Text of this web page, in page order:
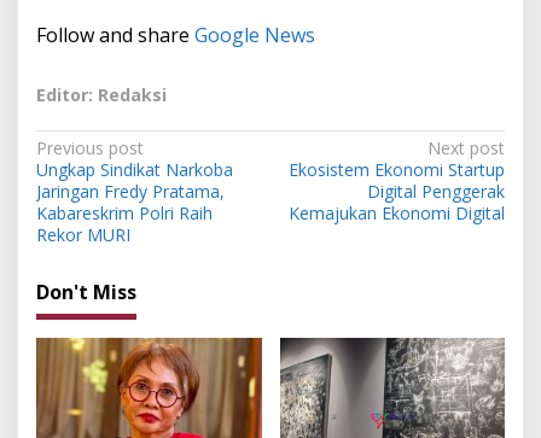
Follow and share Google News
Editor: Redaksi
P
o
s
t
n
a
v
i
g
Previous post
Ungkap Sindikat Narkoba
Jaringan Fredy Pratama,
Kabareskrim Polri Raih
Rekor MURI
Next post
Ekosistem Ekonomi Startup
Digital Penggerak
Kemajukan Ekonomi Digital
Don't Miss